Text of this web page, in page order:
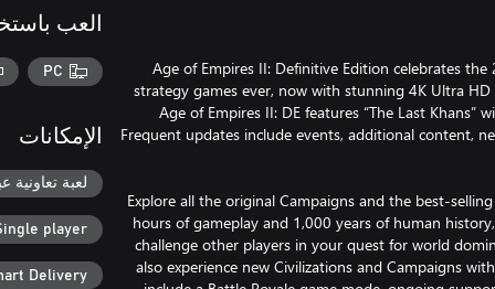
Age of Empires II: Definitive Edition celebrates
strategy games ever, now with stunning 4K Ultra
Age of Empires II: DE features “The Last Khans”
Frequent updates include events, additional content,
Explore all the original Campaigns and the best-
hours of gameplay and 1,000 years of human
challenge other players in your quest for world
also experience new Civilizations and Campaigns
العب
PC
الإمكانات
لعبة تعاونية
player
Delivery